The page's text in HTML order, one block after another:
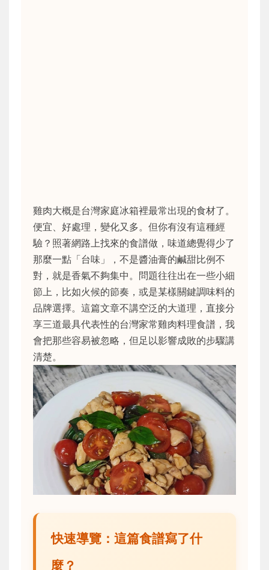
雞肉大概是台灣家庭冰箱裡最常出現的食材了。
便宜、好處理，變化又多。但你有沒有這種經
驗？照著網路上找來的食譜做，味道總覺得少了
那麼一點「台味」，不是醬油膏的鹹甜比例不
對，就是香氣不夠集中。問題往往出在一些小細
節上，比如火候的節奏，或是某樣關鍵調味料的
品牌選擇。這篇文章不講空泛的大道理，直接分
享三道最具代表性的台灣家常雞肉料理食譜，我
會把那些容易被忽略，但足以影響成敗的步驟講
清楚。
快速導覽：這篇食譜寫了什
麼？